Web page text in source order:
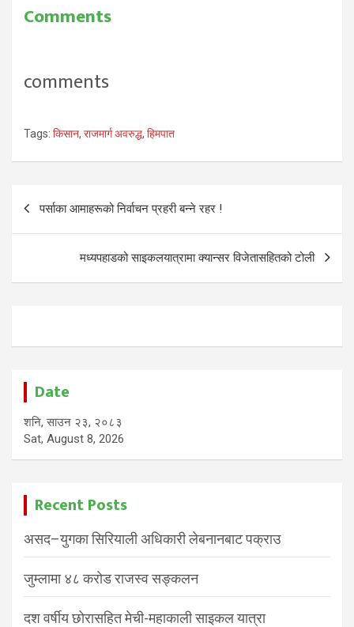
Comments
comments
Tags: किसान, राजमार्ग अवरुद्ध, हिमपात
Post
navigation
पर्साका आमाहरूको निर्वाचन प्रहरी बन्ने रहर !
मध्यपहाडको साइकलयात्रामा क्यान्सर विजेतासहितको टोली
Date
शनि, साउन २३, २०८३
Sat, August 8, 2026
Recent Posts
असद–युगका सिरियाली अधिकारी लेबनानबाट पक्राउ
जुम्लामा ४८ करोड राजस्व सङ्कलन
दश वर्षीय छोरासहित मेची-महाकाली साइकल यात्रा